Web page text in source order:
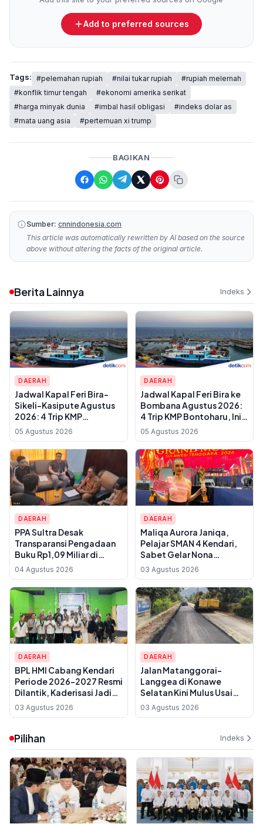
Add to preferred sources
Tags: #pelemahan rupiah #nilai tukar rupiah
#rupiah melemah
#konflik timur tengah
#ekonomi amerika serikat
#harga minyak dunia
#imbal hasil obligasi
#indeks dolar as
#mata uang asia
#pertemuan xi trump
BAGIKAN
Sumber: cnnindonesia.com
This article was automatically rewritten by AI based on the source
above without altering the facts of the original article.
Berita Lainnya Indeks
DAERAH
Jadwal Kapal Feri Bira-
Sikeli-Kasipute Agustus
2026: 4 Trip KMP
Bontoharu dan Rincian
Harga Tiket Dewasa
hingga Kendaraan
Golongan IX
05 Agustus 2026
DAERAH
Jadwal Kapal Feri Bira ke
Bombana Agustus 2026:
4 Trip KMP Bontoharu, Ini
Rincian Harga Tiket
Dewasa hingga Golongan
IX
05 Agustus 2026
DAERAH
PPA Sultra Desak
Transparansi Pengadaan
Buku Rp1,09 Miliar di
Konawe, Plt Kadis Dikbud
Buka Suara soal Dua
Paket Anggaran
04 Agustus 2026
DAERAH
Maliqa Aurora Janiqa,
Pelajar SMAN 4 Kendari,
Sabet Gelar Nona
Indonesia Sultra 2026 dan
Siap Berlaga di
Yogyakarta
03 Agustus 2026
DAERAH
BPL HMI Cabang Kendari
Periode 2026-2027 Resmi
Dilantik, Kaderisasi Jadi
Prioritas Utama
03 Agustus 2026
DAERAH
Jalan Matanggorai–
Langgea di Konawe
Selatan Kini Mulus Usai
Dihabiskan Rp 7 Miliar,
Warga Sebut Baru
03 Agustus 2026
Pilihan Indeks